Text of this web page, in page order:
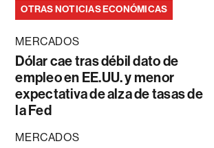
OTRAS NOTICIAS ECONÓMICAS
MERCADOS
Dólar cae tras débil dato de
empleo en EE.UU. y menor
expectativa de alza de tasas de
la Fed
MERCADOS